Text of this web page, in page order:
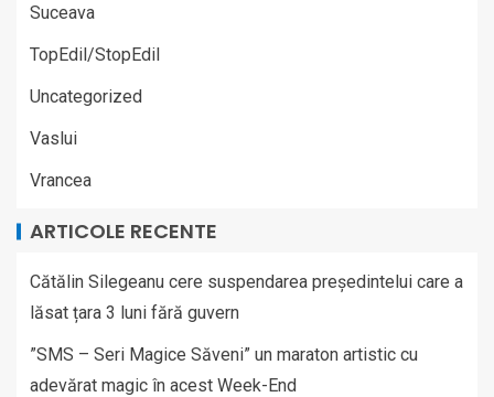
Suceava
TopEdil/StopEdil
Uncategorized
Vaslui
Vrancea
ARTICOLE RECENTE
Cătălin Silegeanu cere suspendarea președintelui care a
lăsat țara 3 luni fără guvern
”SMS – Seri Magice Săveni” un maraton artistic cu
adevărat magic în acest Week-End